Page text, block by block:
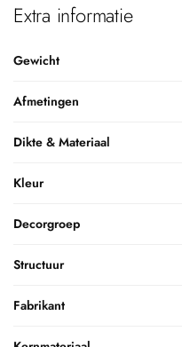
Extra informatie
Gewicht
Afmetingen
Dikte & Materiaal
Kleur
Decorgroep
Structuur
Fabrikant